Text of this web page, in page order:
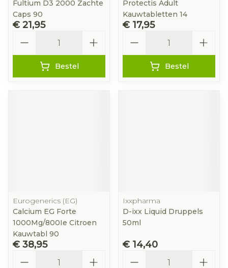
Fultium D3 2000 Zachte
Caps 90
€ 21,95
Bestel
Protectis Adult
Kauwtabletten 14
€ 17,95
Bestel
Eurogenerics (EG)
Calcium EG Forte
1000Mg/800Ie Citroen
Kauwtabl 90
€ 38,95
Ixxpharma
D-ixx Liquid Druppels
50ml
€ 14,40